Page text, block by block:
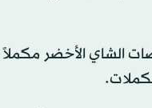
الأخضر مكملاً